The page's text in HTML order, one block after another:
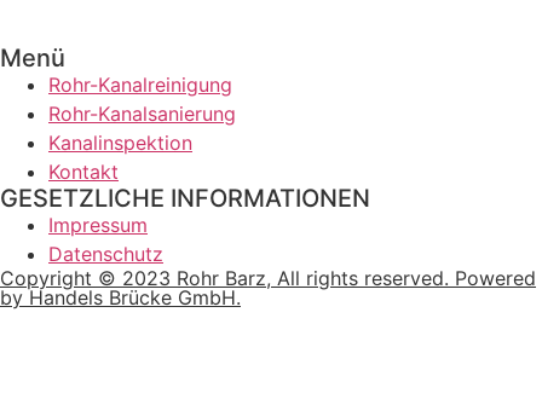
Menü
Rohr-Kanalreinigung
Rohr-Kanalsanierung
Kanalinspektion
Kontakt
GESETZLICHE INFORMATIONEN
Impressum
Datenschutz
Copyright © 2023 Rohr Barz, All rights reserved. Powered
by Handels Brücke GmbH.